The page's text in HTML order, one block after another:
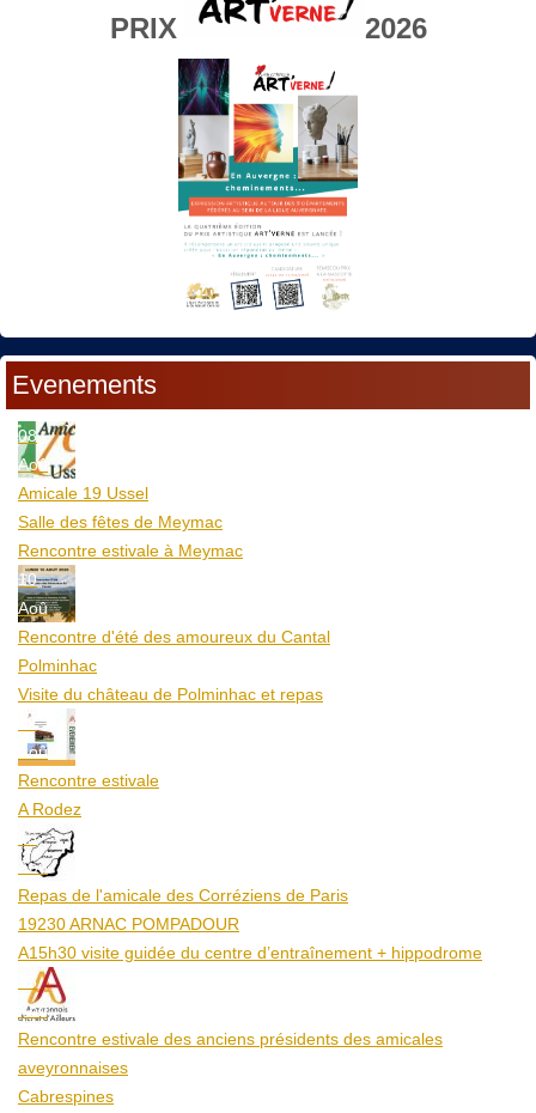
PRIX 2026
Evenements
08
Aoû
Amicale 19 Ussel
Salle des fêtes de Meymac
Rencontre estivale à Meymac
10
Aoû
Rencontre d'été des amoureux du Cantal
Polminhac
Visite du château de Polminhac et repas
12
Aoû
Rencontre estivale
A Rodez
23
Aoû
Repas de l'amicale des Corréziens de Paris
19230 ARNAC POMPADOUR
A15h30 visite guidée du centre d’entraînement + hippodrome
25
Aoû
Rencontre estivale des anciens présidents des amicales
aveyronnaises
Cabrespines